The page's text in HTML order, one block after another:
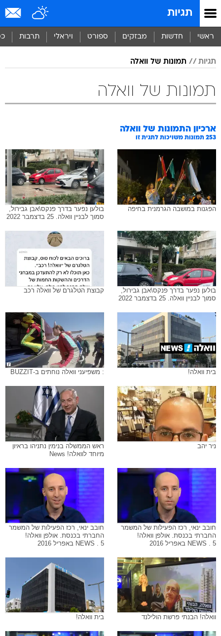
תגיות
ראשי חדשות מבזקים ספורט ויראלי תרבות
תגיות תמונות של וואלה
תמונות של וואלה
ארכיון התמונות של וואלה
253 תמונות משויכות לתגית זו
הפגנות במושבה הגרמנית בחיפה
בולען נפער בדרך פנקס\אבן גבירול,
סמוך לבניין וואלה. 25 בדצמבר 2022
בולען נפער בדרך פנקס\אבן גבירול,
סמוך לבניין וואלה. 25 בדצמבר 2022
קבוצת הטלגרם של וואלה רכב
בית וואלה! : משפיעני וואלה נוחתים ב-BUZZIT
ניר יהב
ראש הממשלה בנימין נתניהו בראיון
מיוחד לוואלה! News
חובב ינאי, רכז הפעילות של המשמר
החברתי בכנסת. אולפן וואלה!
NEWS . 5 באפריל 2016
חובב ינאי, רכז הפעילות של המשמר
החברתי בכנסת. אולפן וואלה!
NEWS . 5 באפריל 2016
וואלה! הבנתי פרשת הולילנד בית וואלה!